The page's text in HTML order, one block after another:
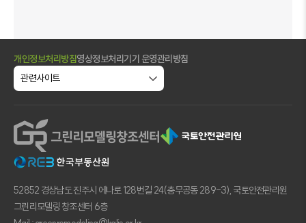
개인정보처리방침영상정보처리기기 운영관리방침
52852 경상남도 진주시 에나로 128번길 24(충무공동 289-3), 국토안전관리원
그린리모델링 창조센터 6층